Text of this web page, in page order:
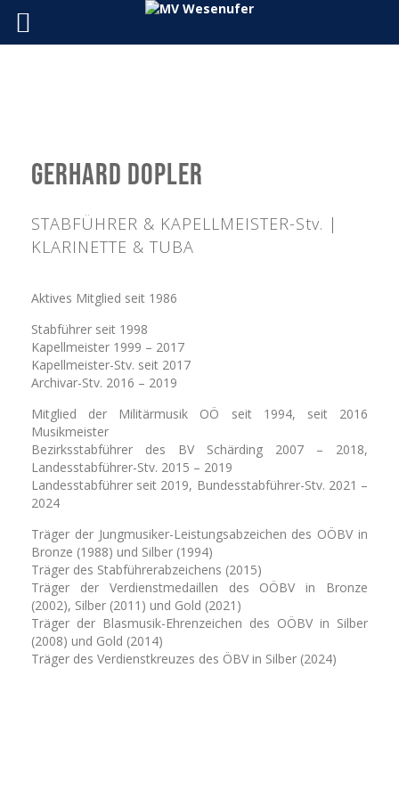
Gerhard Dopler
STABFÜHRER & KAPELLMEISTER-Stv. |
KLARINETTE & TUBA
Aktives Mitglied seit 1986
Stabführer seit 1998
Kapellmeister 1999 – 2017
Kapellmeister-Stv. seit 2017
Archivar-Stv. 2016 – 2019
Mitglied der Militärmusik OÖ seit 1994, seit 2016
Musikmeister
Bezirksstabführer des BV Schärding 2007 – 2018,
Landesstabführer-Stv. 2015 – 2019
Landesstabführer seit 2019, Bundesstabführer-Stv. 2021 –
2024
Träger der Jungmusiker-Leistungsabzeichen des OÖBV in
Bronze (1988) und Silber (1994)
Träger des Stabführerabzeichens (2015)
Träger der Verdienstmedaillen des OÖBV in Bronze
(2002), Silber (2011) und Gold (2021)
Träger der Blasmusik-Ehrenzeichen des OÖBV in Silber
(2008) und Gold (2014)
Träger des Verdienstkreuzes des ÖBV in Silber (2024)